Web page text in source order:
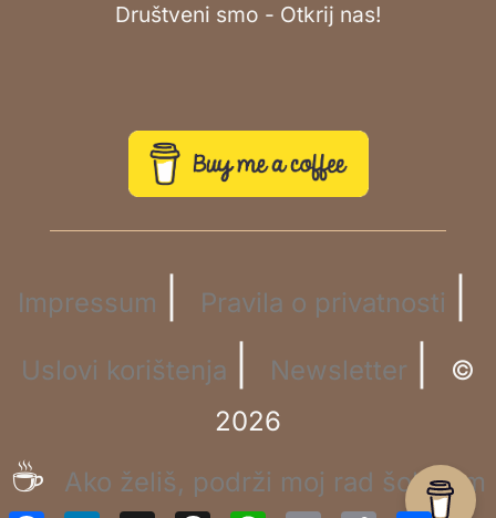
Društveni smo - Otkrij nas!
Impressum Pravila o privatnosti
Uslovi korištenja Newsletter
©
2026
☕
Ako želiš, podrži moj rad šoljicom